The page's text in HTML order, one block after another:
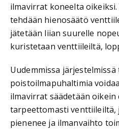
ilmavirrat koneelta
tehdään hienosäätö
jätetään liian suurelle
kuristetaan venttiileiltä,
Uudemmissa järjestelmissä
poistoilmapuhaltimia
ilmavirrat säädetään
tarpeettomasti venttiileiltä,
pienenee ja ilmanvaihto